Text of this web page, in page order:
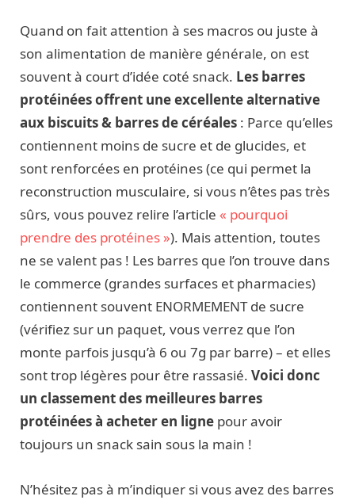
Quand on fait attention à ses macros ou juste à
son alimentation de manière générale, on est
souvent à court d’idée coté snack. Les barres
protéinées offrent une excellente alternative
aux biscuits & barres de céréales : Parce qu’elles
contiennent moins de sucre et de glucides, et
sont renforcées en protéines (ce qui permet la
reconstruction musculaire, si vous n’êtes pas très
sûrs, vous pouvez relire l’article « pourquoi
prendre des protéines »). Mais attention, toutes
ne se valent pas ! Les barres que l’on trouve dans
le commerce (grandes surfaces et pharmacies)
contiennent souvent ENORMEMENT de sucre
(vérifiez sur un paquet, vous verrez que l’on
monte parfois jusqu’à 6 ou 7g par barre) – et elles
sont trop légères pour être rassasié. Voici donc
un classement des meilleures barres
protéinées à acheter en ligne pour avoir
toujours un snack sain sous la main !
N’hésitez pas à m’indiquer si vous avez des barres